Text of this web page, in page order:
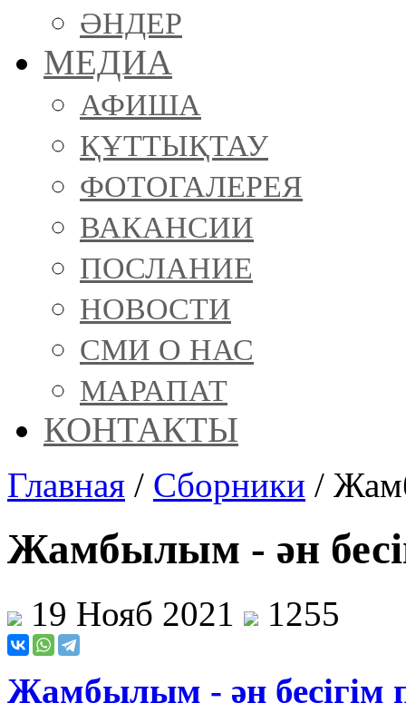
ӘНДЕР
МЕДИА
АФИША
ҚҰТТЫҚТАУ
ФОТОГАЛЕРЕЯ
ВАКАНСИИ
ПОСЛАНИЕ
НОВОСТИ
СМИ О НАС
МАРАПАТ
КОНТАКТЫ
Главная / Сборники /
Жамбылым - ән
19 Нояб 2021
1255
Жамбылым - ән бесігім